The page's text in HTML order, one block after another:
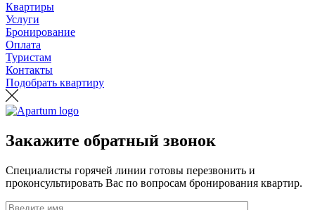
Квартиры
Услуги
Бронирование
Оплата
Туристам
Контакты
Подобрать квартиру
Закажите обратный звонок
Специалисты горячей линии готовы перезвонить и
проконсультировать Вас по вопросам бронирования квартир.